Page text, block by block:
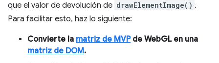
que el valor de devolución de drawElementImage() .
Para facilitar esto, haz lo siguiente:
Convierte la matriz de MVPde WebGL en una
matriz de DOM.